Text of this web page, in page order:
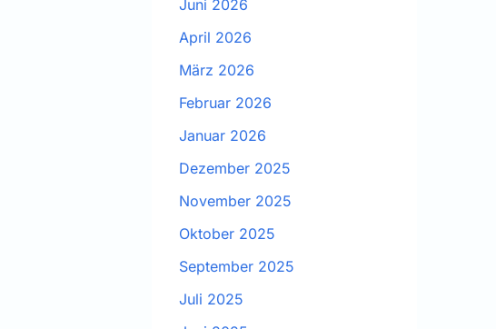
Juni 2026
April 2026
März 2026
Februar 2026
Januar 2026
Dezember 2025
November 2025
Oktober 2025
September 2025
Juli 2025